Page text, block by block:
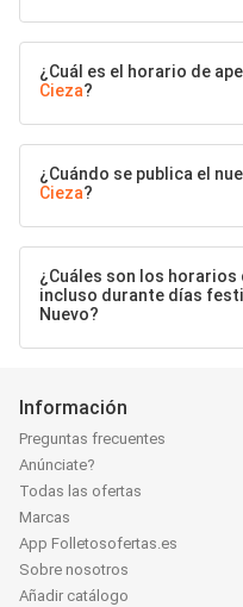
¿Cuál es el horario de
Cieza?
¿Cuándo se publica el
Cieza?
¿Cuáles son los horarios
incluso durante días
Nuevo?
Información
Preguntas frecuentes
Anúnciate?
Todas las ofertas
Marcas
App Folletosofertas.es
Sobre nosotros
Añadir catálogo